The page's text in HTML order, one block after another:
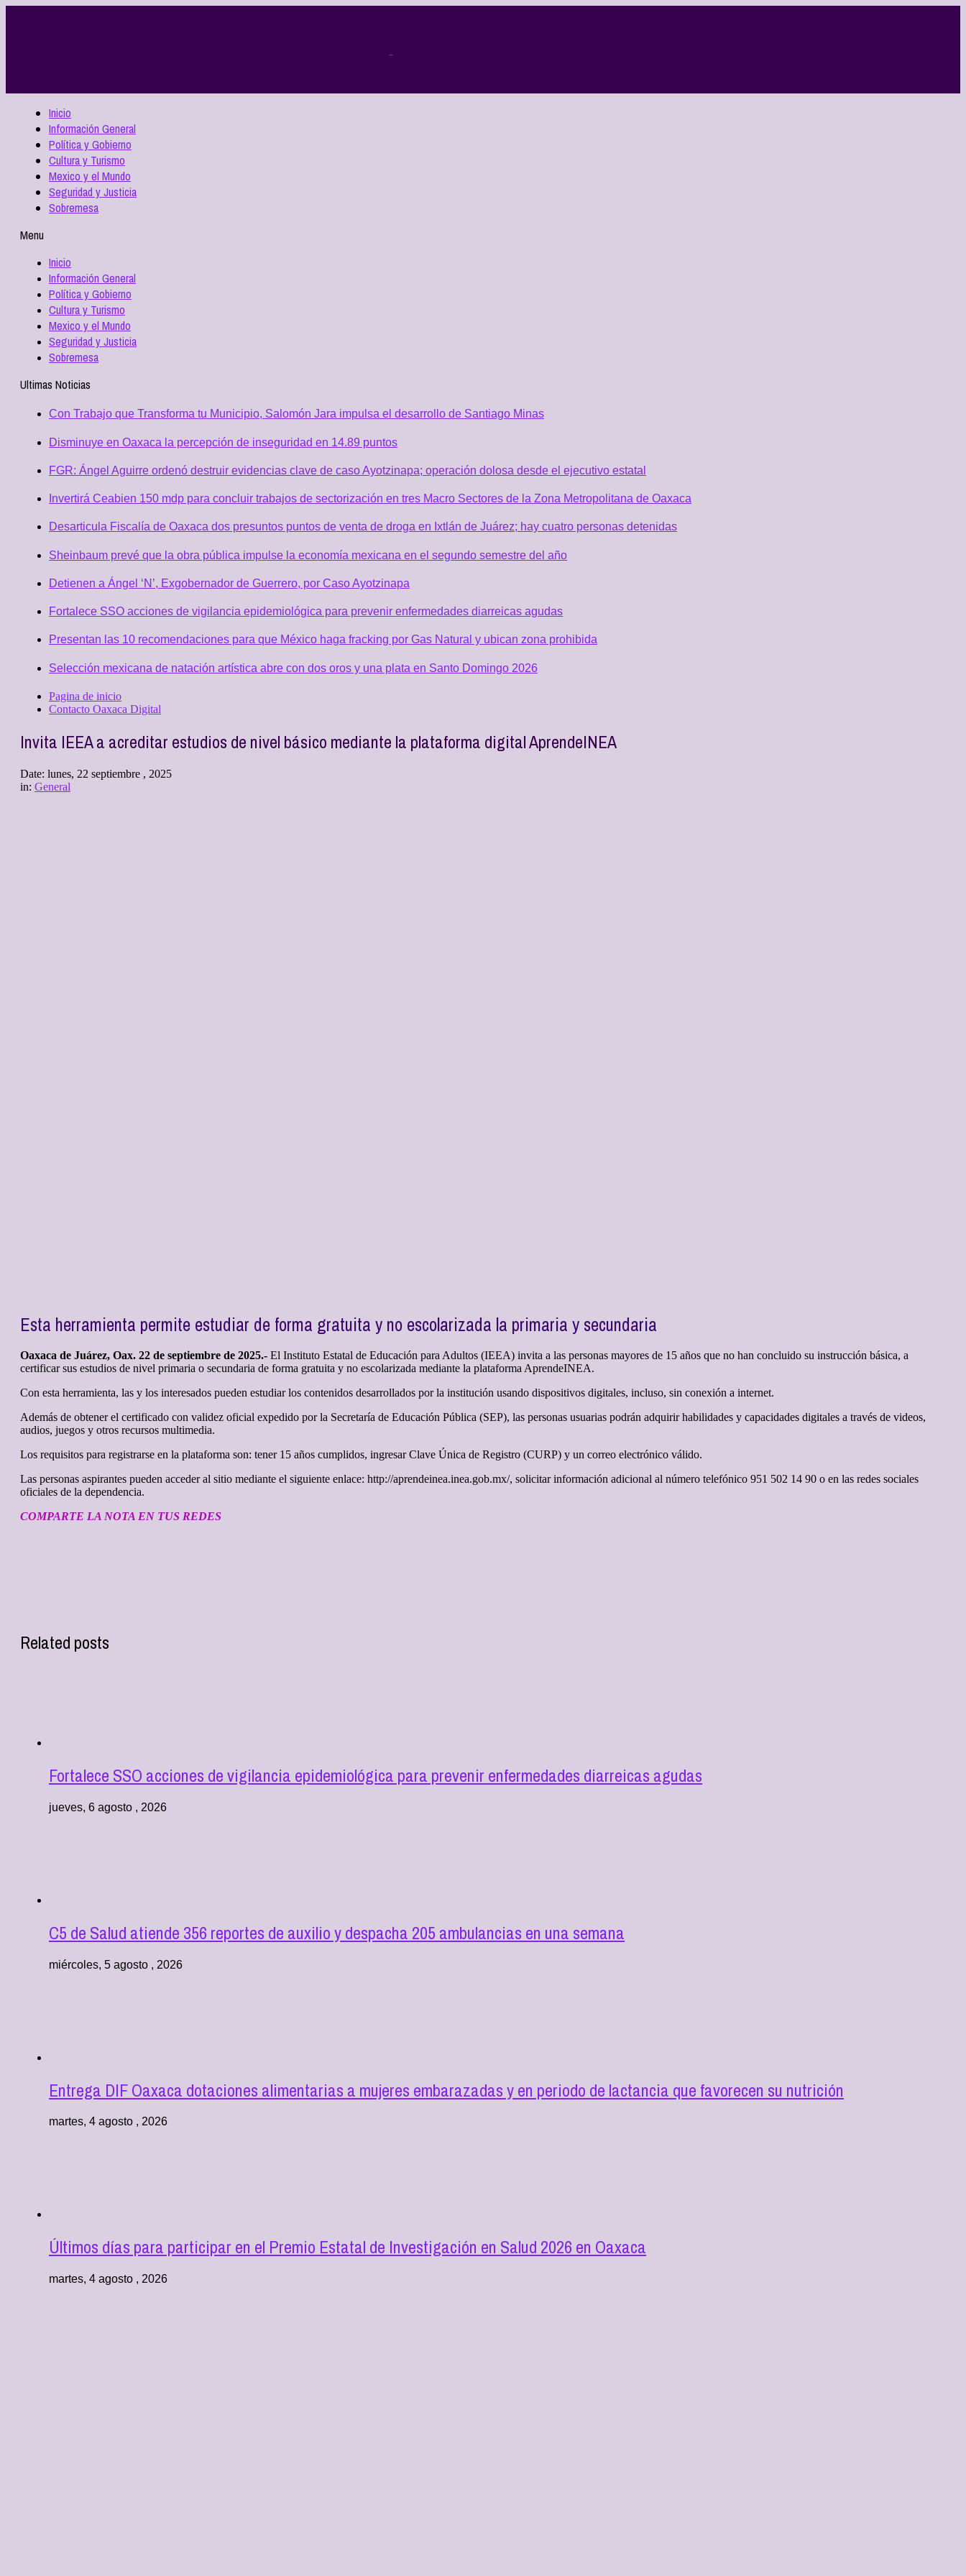
Inicio
Información General
Política y Gobierno
Cultura y Turismo
Mexico y el Mundo
Seguridad y Justicia
Sobremesa
Menu
Inicio
Información General
Política y Gobierno
Cultura y Turismo
Mexico y el Mundo
Seguridad y Justicia
Sobremesa
Ultimas Noticias
Con Trabajo que Transforma tu Municipio, Salomón Jara impulsa el desarrollo de Santiago Minas
Disminuye en Oaxaca la percepción de inseguridad en 14.89 puntos
FGR: Ángel Aguirre ordenó destruir evidencias clave de caso Ayotzinapa; operación dolosa desde el ejecutivo estatal
Invertirá Ceabien 150 mdp para concluir trabajos de sectorización en tres Macro Sectores de la Zona Metropolitana de Oaxaca
Desarticula Fiscalía de Oaxaca dos presuntos puntos de venta de droga en Ixtlán de Juárez; hay cuatro personas detenidas
Sheinbaum prevé que la obra pública impulse la economía mexicana en el segundo semestre del año
Detienen a Ángel ‘N’, Exgobernador de Guerrero, por Caso Ayotzinapa
Fortalece SSO acciones de vigilancia epidemiológica para prevenir enfermedades diarreicas agudas
Presentan las 10 recomendaciones para que México haga fracking por Gas Natural y ubican zona prohibida
Selección mexicana de natación artística abre con dos oros y una plata en Santo Domingo 2026
Pagina de inicio
Contacto Oaxaca Digital
Invita IEEA a acreditar estudios de nivel básico mediante la plataforma digital AprendeINEA
Date: lunes, 22 septiembre , 2025
in: General
Esta herramienta permite estudiar de forma gratuita y no escolarizada la primaria y secundaria
Oaxaca de Juárez, Oax. 22 de septiembre de 2025.- El Instituto Estatal de Educación para Adultos (IEEA) invita a las personas mayores de 15 años que no han concluido su instrucción básica, a
certificar sus estudios de nivel primaria o secundaria de forma gratuita y no escolarizada mediante la plataforma AprendeINEA.
Con esta herramienta, las y los interesados pueden estudiar los contenidos desarrollados por la institución usando dispositivos digitales, incluso, sin conexión a internet.
Además de obtener el certificado con validez oficial expedido por la Secretaría de Educación Pública (SEP), las personas usuarias podrán adquirir habilidades y capacidades digitales a través de videos,
audios, juegos y otros recursos multimedia.
Los requisitos para registrarse en la plataforma son: tener 15 años cumplidos, ingresar Clave Única de Registro (CURP) y un correo electrónico válido.
Las personas aspirantes pueden acceder al sitio mediante el siguiente enlace: http://aprendeinea.inea.gob.mx/, solicitar información adicional al número telefónico 951 502 14 90 o en las redes sociales
oficiales de la dependencia.
COMPARTE LA NOTA EN TUS REDES
Related posts
Fortalece SSO acciones de vigilancia epidemiológica para prevenir enfermedades diarreicas agudas
jueves, 6 agosto , 2026
C5 de Salud atiende 356 reportes de auxilio y despacha 205 ambulancias en una semana
miércoles, 5 agosto , 2026
Entrega DIF Oaxaca dotaciones alimentarias a mujeres embarazadas y en periodo de lactancia que favorecen su nutrición
martes, 4 agosto , 2026
Últimos días para participar en el Premio Estatal de Investigación en Salud 2026 en Oaxaca
martes, 4 agosto , 2026